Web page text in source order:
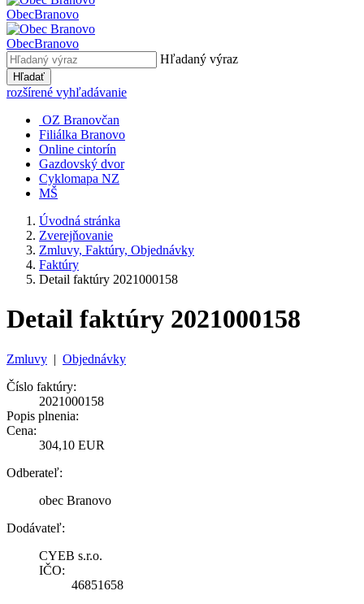
ObecBranovo
ObecBranovo
Hľadaný výraz
Hľadať
rozšírené vyhľadávanie
OZ Branovčan
Filiálka Branovo
Online cintorín
Gazdovský dvor
Cyklomapa NZ
MŠ
Úvodná stránka
Zverejňovanie
Zmluvy, Faktúry, Objednávky
Faktúry
Detail faktúry 2021000158
Detail faktúry 2021000158
Zmluvy | Objednávky
Číslo faktúry:
2021000158
Popis plnenia:
Cena:
304,10 EUR
Odberateľ:
obec Branovo
Dodávateľ:
CYEB s.r.o.
IČO:
46851658